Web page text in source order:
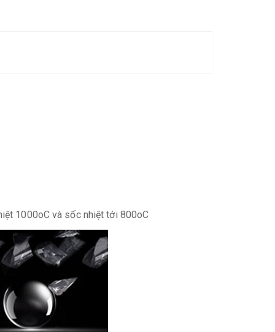
1000oC và sốc nhiệt tới 800oC